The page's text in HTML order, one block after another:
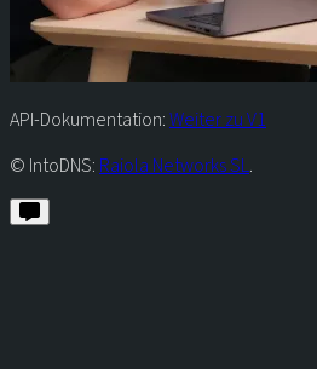
API-Dokumentation:Weiter zu V1
© IntoDNS: Raiola Networks SL.